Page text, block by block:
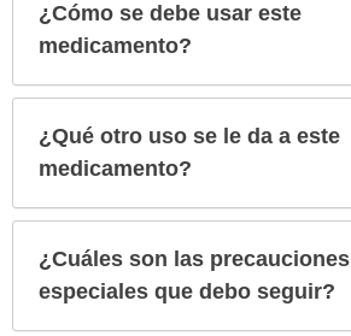
¿Cómo se debe usar este
medicamento?
¿Qué otro uso se le da a este
medicamento?
¿Cuáles son las precauciones
especiales que debo seguir?